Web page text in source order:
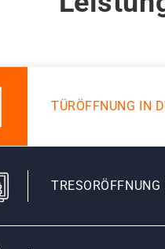
TÜRÖFFNUNG IN